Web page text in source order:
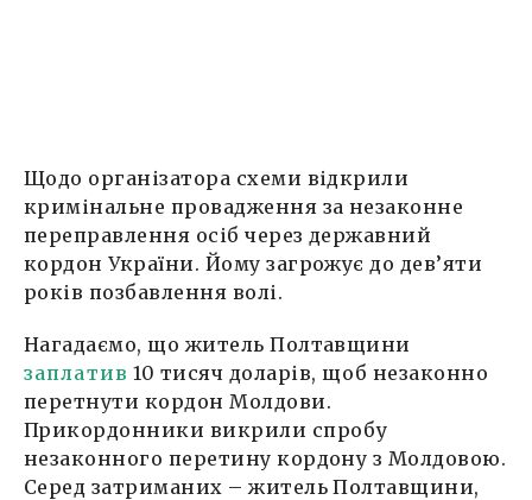
Щодо організатора схеми відкрили
кримінальне провадження за незаконне
переправлення осіб через державний
кордон України. Йому загрожує до дев’яти
років позбавлення волі.
Нагадаємо, що житель Полтавщини
заплатив 10 тисяч доларів, щоб незаконно
перетнути кордон Молдови.
Прикордонники викрили спробу
незаконного перетину кордону з Молдовою.
Серед затриманих – житель Полтавщини,